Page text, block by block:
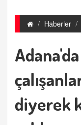
Haberler
diyerek